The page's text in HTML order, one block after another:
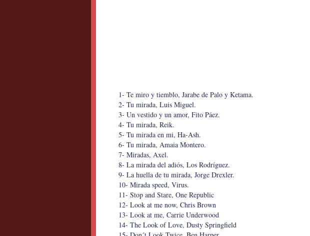
1- Te miro y tiemblo, Jarabe de Palo y Ketama.
2- Tu mirada, Luis Miguel.
3- Un vestido y un amor, Fito Páez.
4- Tu mirada, Reik.
5- Tu mirada en mi, Ha-Ash.
6- Tu mirada, Amaia Montero.
7- Miradas, Axel.
8- La mirada del adiós, Los Rodríguez.
9- La huella de tu mirada, Jorge Drexler.
10- Mirada speed, Virus.
11- Stop and Stare, One Republic
12- Look at me now, Chris Brown
13- Look at me, Carrie Underwood
14- The Look of Love, Dusty Springfield